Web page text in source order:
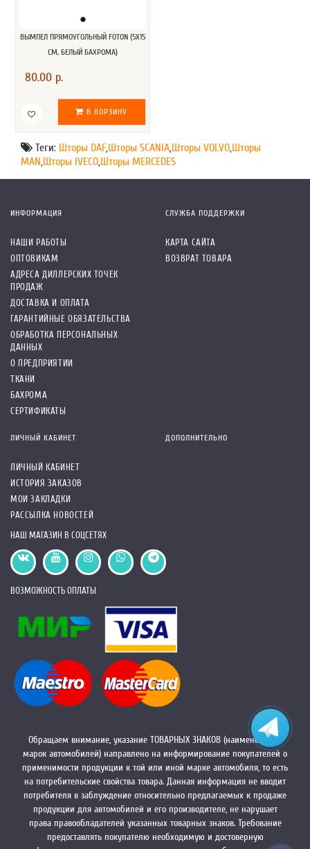
ВЫМПЕЛ ПРЯМОУГОЛЬНЫЙ FOTON (5Х15
СМ, БЕЛЫЙ БАХРОМА)
80.00 р.
В КОРЗИНУ
Теги: Шторы DAF,Шторы SCANIA Шторы VOLVO Шторы
MAN Шторы IVECO Шторы MERCEDES
ИНФОРМАЦИЯ
НАШИ РАБОТЫ
ОПТОВИКАМ
АДРЕСА ДИЛЛЕРСКИХ ТОЧЕК
ПРОДАЖ
ДОСТАВКА И ОПЛАТА
ГАРАНТИЙНЫЕ ОБЯЗАТЕЛЬСТВА
ОБРАБОТКА ПЕРСОНАЛЬНЫХ
ДАННЫХ
О ПРЕДПРИЯТИИ
ТКАНИ
БАХРОМА
СЕРТИФИКАТЫ
СЛУЖБА ПОДДЕРЖКИ
КАРТА САЙТА
ВОЗВРАТ ТОВАРА
ЛИЧНЫЙ КАБИНЕТ
ЛИЧНЫЙ КАБИНЕТ
ИСТОРИЯ ЗАКАЗОВ
МОИ ЗАКЛАДКИ
РАССЫЛКА НОВОСТЕЙ
ДОПОЛНИТЕЛЬНО
НАШ МАГАЗИН В СОЦСЕТЯХ
ВОЗМОЖНОСТЬ ОПЛАТЫ
Обращаем внимание, указание ТОВАРНЫХ ЗНАКОВ (наименований
марок автомобилей) направлено на информирование покупателей о
применимости продукции к той или иной марке автомобиля, то есть
на потребительские свойства товара. Данная информация не вводит
потребителя в заблуждение относительно предлагаемых к продаже
продукции для автомобилей и его производителе, не нарушает
права правообладателей указанных товарных знаков. Требование
предоставлять покупателю необходимую и достоверную